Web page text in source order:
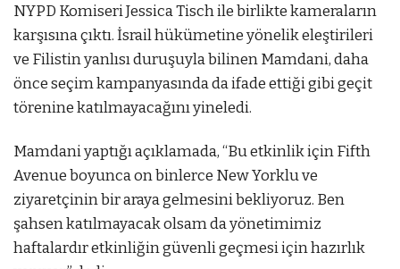
NYPD Komiseri Jessica Tisch ile birlikte kameraların
karşısına çıktı. İsrail hükümetine yönelik eleştirileri
ve Filistin yanlısı duruşuyla bilinen Mamdani, daha
önce seçim kampanyasında da ifade ettiği gibi geçit
törenine katılmayacağını yineledi.
Mamdani yaptığı açıklamada, “Bu etkinlik için Fifth
Avenue boyunca on binlerce New Yorklu ve
ziyaretçinin bir araya gelmesini bekliyoruz. Ben
şahsen katılmayacak olsam da yönetimimiz
haftalardır etkinliğin güvenli geçmesi için hazırlık